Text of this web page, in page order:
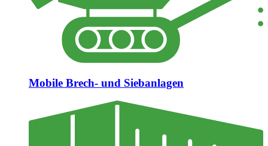
Mobile Brech- und Siebanlagen